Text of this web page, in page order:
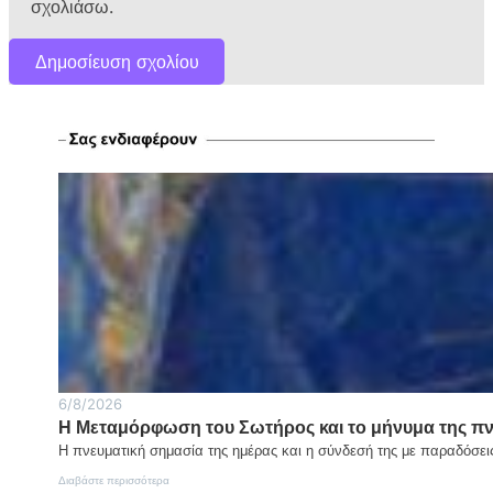
σχολιάσω.
6/8/2026
Η Μεταμόρφωση του Σωτήρος και το μήνυμα της
Η πνευματική σημασία της ημέρας και η σύνδεσή της με
Διαβάστε περισσότερα: